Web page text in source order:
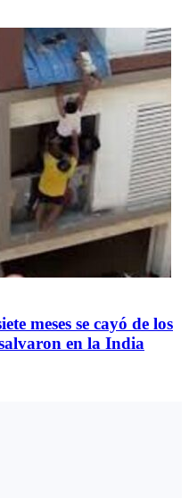
meses se cayó de los
en la India